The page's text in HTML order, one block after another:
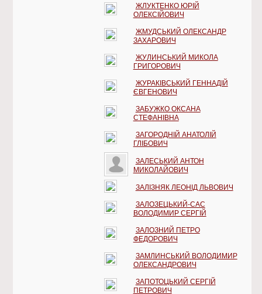
ЖЛУКТЕНКО ЮРІЙ
ОЛЕКСІЙОВИЧ
ЖМУДСЬКИЙ ОЛЕКСАНДР
ЗАХАРОВИЧ
ЖУЛИНСЬКИЙ МИКОЛА
ГРИГОРОВИЧ
ЖУРАКІВСЬКИЙ ГЕННАДІЙ
ЄВГЕНОВИЧ
ЗАБУЖКО ОКСАНА
СТЕФАНІВНА
ЗАГОРОДНІЙ АНАТОЛІЙ
ГЛІБОВИЧ
ЗАЛЕСЬКИЙ АНТОН
МИКОЛАЙОВИЧ
ЗАЛІЗНЯК ЛЕОНІД ЛЬВОВИЧ
ЗАЛОЗЕЦЬКИЙ-САС
ВОЛОДИМИР СЕРГІЙ
ЗАЛОЗНИЙ ПЕТРО
ФЕДОРОВИЧ
ЗАМЛИНСЬКИЙ ВОЛОДИМИР
ОЛЕКСАНДРОВИЧ
ЗАПОТОЦЬКИЙ СЕРГІЙ
ПЕТРОВИЧ